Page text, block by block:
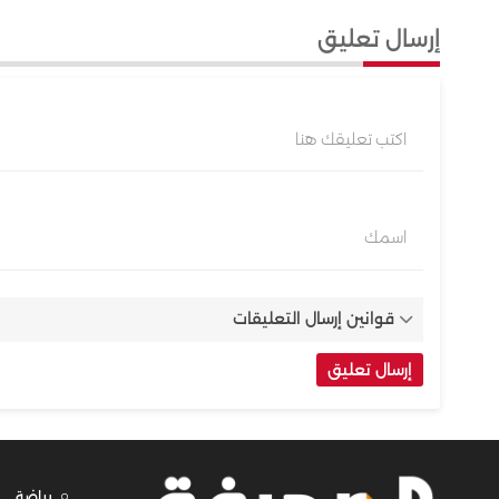
إرسال تعليق
اكتب تعليقك هنا
اسمك
قوانين إرسال التعليقات